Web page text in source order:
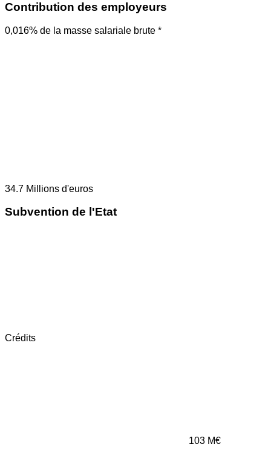
Contribution des employeurs
0,016% de la masse salariale brute *
34.7 Millions d'euros
Subvention de l'Etat
Crédits
103 M€